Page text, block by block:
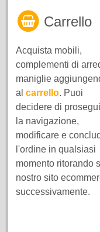
Carrello
Acquista mobili,
complementi di
maniglie
al carrello. Puoi
decidere di
la navigazione,
modificare e
l'ordine in qualsiasi
momento ritorando
nostro sito
successivamente.